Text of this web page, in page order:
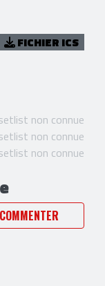
FICHIER ICS
non connue
non connue
non connue